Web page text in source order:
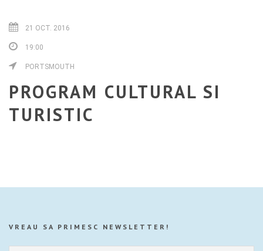
21 OCT. 2016
19:00
PORTSMOUTH
PROGRAM CULTURAL SI
TURISTIC
VREAU SA PRIMESC NEWSLETTER!